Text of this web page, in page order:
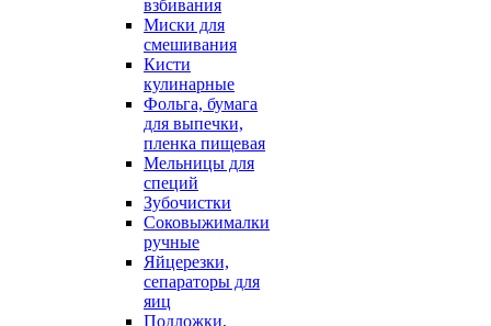
взбивания
Миски для
смешивания
Кисти
кулинарные
Фольга, бумага
для выпечки,
пленка пищевая
Мельницы для
специй
Зубочистки
Соковыжималки
ручные
Яйцерезки,
сепараторы для
яиц
Подложки,